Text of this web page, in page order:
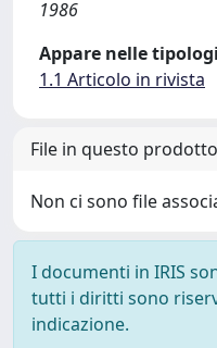
1986
Appare nelle
1.1 Articolo in rivista
File in questo
Non ci sono file
I documenti in IRIS
tutti i diritti sono
indicazione.